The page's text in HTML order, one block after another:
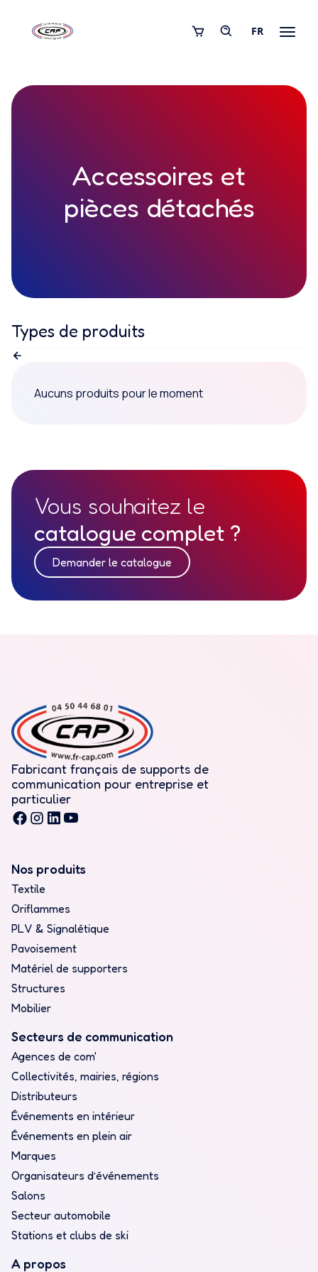
FR
Accessoires et
pièces détachés
Types de produits
Aucuns produits pour le moment
Vous souhaitez le
catalogue complet ?
Demander le catalogue
Fabricant français de supports de
communication pour entreprise et
particulier
Nos produits
Textile
Oriflammes
PLV & Signalétique
Pavoisement
Matériel de supporters
Structures
Mobilier
Secteurs de communication
Agences de com'
Collectivités, mairies, régions
Distributeurs
Événements en intérieur
Événements en plein air
Marques
Organisateurs d’événements
Salons
Secteur automobile
Stations et clubs de ski
A propos